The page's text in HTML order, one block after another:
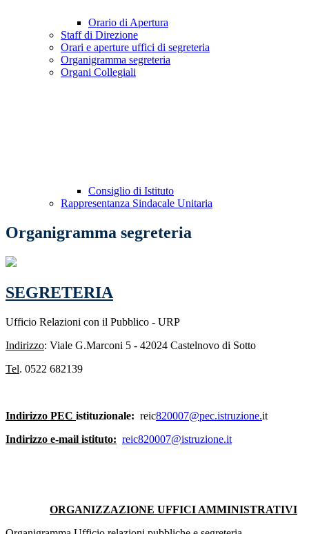
Orario di Apertura
Staff di Direzione
Orari e aperture uffici di segreteria
Organigramma segreteria
Organi Collegiali
Consiglio di Istituto
Rappresentanza Sindacale Unitaria
Organigramma segreteria
SEGRETERIA
Ufficio Relazioni con il Pubblico - URP
Indirizzo: Viale G.Marconi 5 - 42024 Castelnovo di Sotto
Tel. 0522 682139
Indirizzo PEC istituzionale: reic820007@pec.istruzione.it
Indirizzo e-mail istituto: reic820007@istruzione.it
ORGANIZZAZIONE UFFICI AMMINISTRATIVI